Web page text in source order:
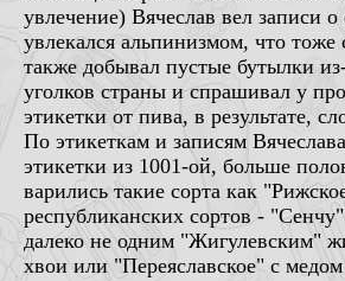
увлечение) Вячеслав вел записи
увлекался альпинизмом, что тоже
также добывал пустые бутылки
уголков страны и спрашивал у
этикетки от пива, в результате,
По этикеткам и записям
этикетки из 1001-ой, больше
варились такие сорта как
республиканских сортов -
далеко не одним "Жигулевским"
хвои или "Переяславское" с